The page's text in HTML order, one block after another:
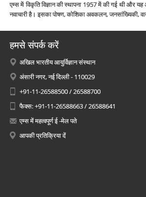
एम्‍स में विकृति विज्ञान की स्‍थापना 1957 में की गई थी और
नवाचारी है। इसका पोषण, कोशिका अवकलन, जनसांख्यिकी,
हमसे संपर्क करें
अखिल भारतीय आयुर्विज्ञान संस्थान
अंसारी नगर, नई दिल्ली - 110029
+91-11-26588500 / 26588700
फैक्स: +91-11-26588663 / 26588641
एम्स में महत्वपूर्ण ई -मेल पते
आपकी प्रतिक्रिया दें